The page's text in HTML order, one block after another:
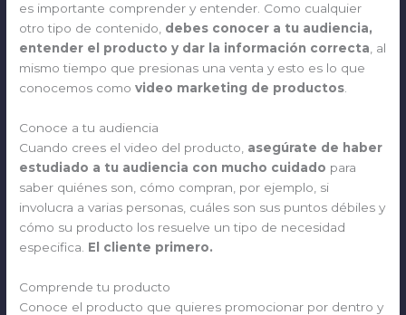
es importante comprender y entender. Como cualquier
otro tipo de contenido, debes conocer a tu audiencia,
entender el producto y dar la información correcta , al
mismo tiempo que presionas una venta y esto es lo que
conocemos comovideo marketing de productos
Conoce a tu audiencia
Cuando crees el video del producto, asegúrate de haber
estudiado a tu audiencia con mucho cuidado para
saber quiénes son, cómo compran, por ejemplo, si
involucra a varias personas, cuáles son sus puntos débiles y
cómo su producto los resuelve un tipo de necesidad
especifica. El cliente primero.
Comprende tu producto
Conoce el producto que quieres promocionar por dentro y